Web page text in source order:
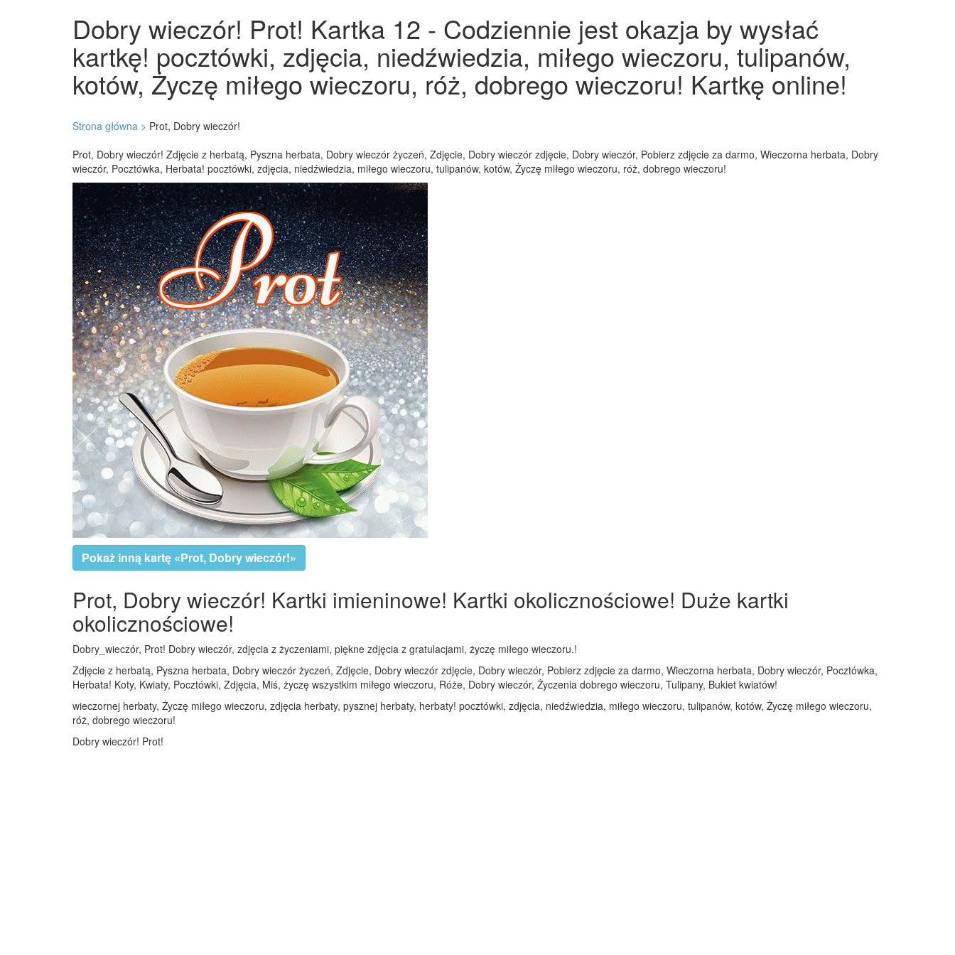
Dobry wieczór! Prot! Kartka 12 - Codziennie jest okazja by wysłać
kartkę! pocztówki, zdjęcia, niedźwiedzia, miłego wieczoru, tulipanów,
kotów, Życzę miłego wieczoru, róż, dobrego wieczoru! Kartkę online!
Strona główna > Prot, Dobry wieczór!
Prot, Dobry wieczór! Zdjęcie z herbatą, Pyszna herbata, Dobry wieczór życzeń, Zdjęcie, Dobry wieczór zdjęcie, Dobry wieczór, Pobierz zdjęcie za darmo, Wieczorna herbata, Dobry
wieczór, Pocztówka, Herbata! pocztówki, zdjęcia, niedźwiedzia, miłego wieczoru, tulipanów, kotów, Życzę miłego wieczoru, róż, dobrego wieczoru!
Pokaż inną kartę «Prot, Dobry wieczór!»
Prot, Dobry wieczór! Kartki imieninowe! Kartki okolicznościowe! Duże kartki
okolicznościowe!
Dobry_wieczór, Prot! Dobry wieczór, zdjęcia z życzeniami, piękne zdjęcia z gratulacjami, życzę miłego wieczoru.!
Zdjęcie z herbatą, Pyszna herbata, Dobry wieczór życzeń, Zdjęcie, Dobry wieczór zdjęcie, Dobry wieczór, Pobierz zdjęcie za darmo, Wieczorna herbata, Dobry wieczór, Pocztówka,
Herbata! Koty, Kwiaty, Pocztówki, Zdjęcia, Miś, życzę wszystkim miłego wieczoru, Róże, Dobry wieczór, Życzenia dobrego wieczoru, Tulipany, Bukiet kwiatów!
wieczornej herbaty, Życzę miłego wieczoru, zdjęcia herbaty, pysznej herbaty, herbaty! pocztówki, zdjęcia, niedźwiedzia, miłego wieczoru, tulipanów, kotów, Życzę miłego wieczoru,
róż, dobrego wieczoru!
Dobry wieczór! Prot!